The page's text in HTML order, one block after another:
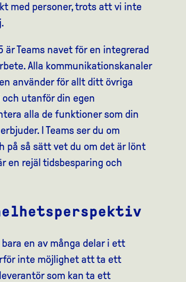
med personer, trots att vi inte
är Teams navet för en integrerad
Alla kommunikationskanaler
använder för allt ditt övriga
utanför din egen
alla de funktioner som din
I Teams ser du om
på så sätt vet du om det är lönt
en rejäl tidsbesparing och
en av många delar i ett
inte möjlighet att ta ett
som kan ta ett